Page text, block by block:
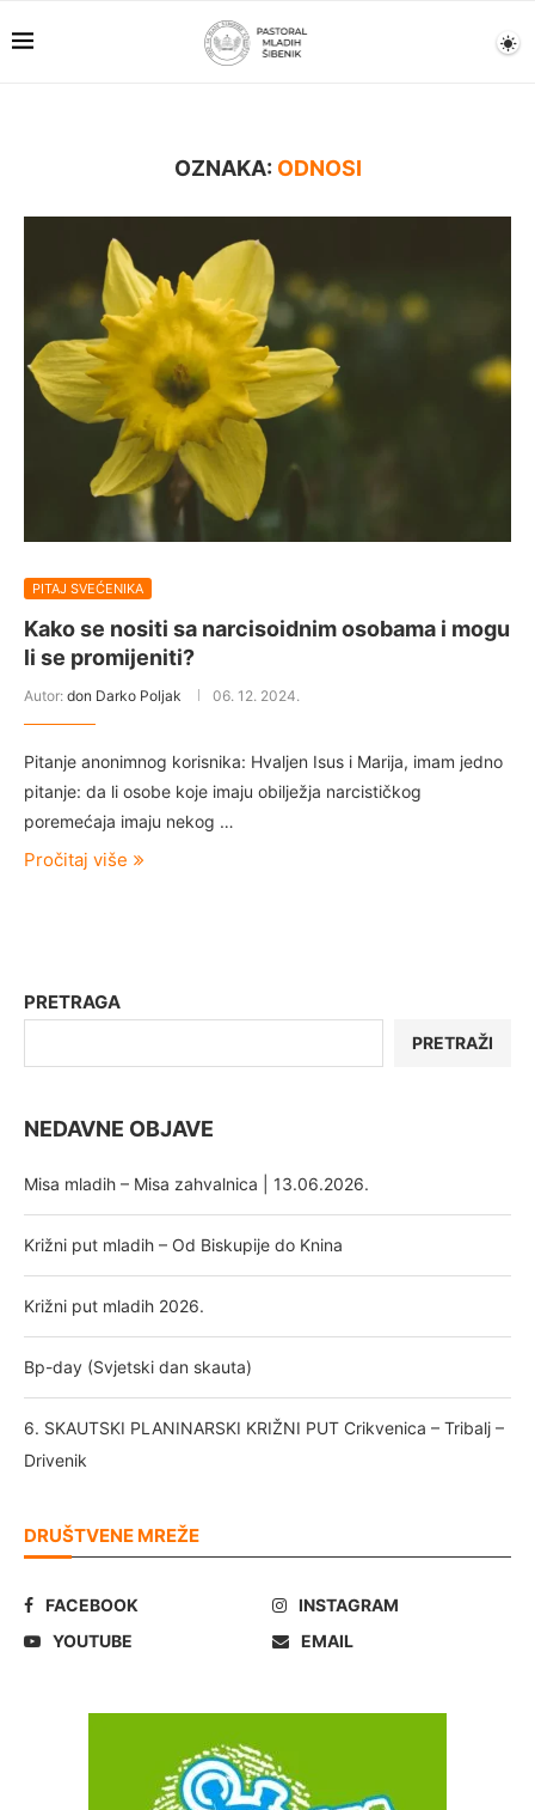
OZNAKA: ODNOSI
PITAJ SVEĆENIKA
Kako se nositi sa narcisoidnim osobama i mogu
li se promijeniti?
Autor: don Darko Poljak 06. 12. 2024.
Pitanje anonimnog korisnika: Hvaljen Isus i Marija, imam jedno
pitanje: da li osobe koje imaju obilježja narcističkog
poremećaja imaju nekog …
Pročitaj više
PRETRAGA
PRETRAŽI
NEDAVNE OBJAVE
Misa mladih – Misa zahvalnica | 13.06.2026.
Križni put mladih – Od Biskupije do Knina
Križni put mladih 2026.
Bp-day (Svjetski dan skauta)
6. SKAUTSKI PLANINARSKI KRIŽNI PUT Crikvenica – Tribalj –
Drivenik
DRUŠTVENE MREŽE
FACEBOOK
INSTAGRAM
YOUTUBE
EMAIL